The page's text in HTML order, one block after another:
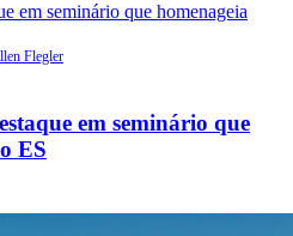
Flegler
em seminário que
ES